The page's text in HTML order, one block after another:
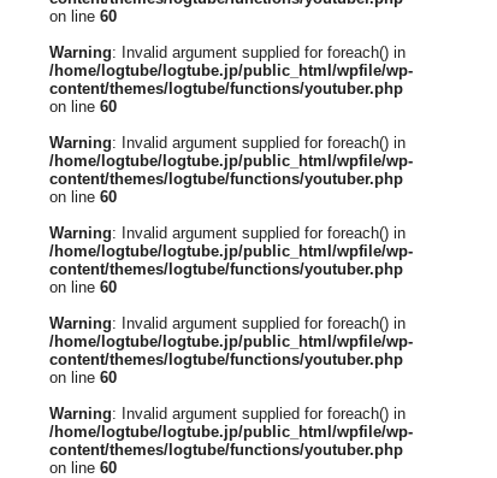
on line 60
Warning: Invalid argument supplied for foreach() in
/home/logtube/logtube.jp/public_html/wpfile/wp-
content/themes/logtube/functions/youtuber.php
on line 60
Warning: Invalid argument supplied for foreach() in
/home/logtube/logtube.jp/public_html/wpfile/wp-
content/themes/logtube/functions/youtuber.php
on line 60
Warning: Invalid argument supplied for foreach() in
/home/logtube/logtube.jp/public_html/wpfile/wp-
content/themes/logtube/functions/youtuber.php
on line 60
Warning: Invalid argument supplied for foreach() in
/home/logtube/logtube.jp/public_html/wpfile/wp-
content/themes/logtube/functions/youtuber.php
on line 60
Warning: Invalid argument supplied for foreach() in
/home/logtube/logtube.jp/public_html/wpfile/wp-
content/themes/logtube/functions/youtuber.php
on line 60